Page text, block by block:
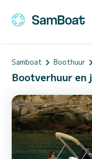
Samboat Boothuur
Bootverhuur